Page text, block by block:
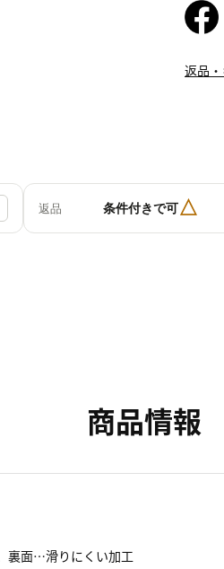
返品
返品 条件付きで可△
商品情報
裏面…滑りにくい加工